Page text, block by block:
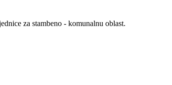
za stambeno - komunalnu oblast.